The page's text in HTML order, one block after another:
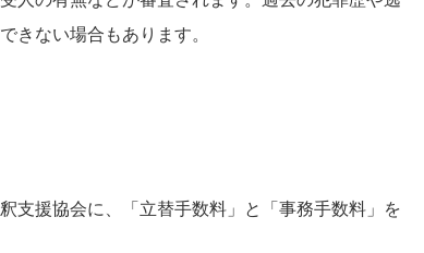
きない場合もあります。
支援協会に、「立替手数料」と「事務手数料」を